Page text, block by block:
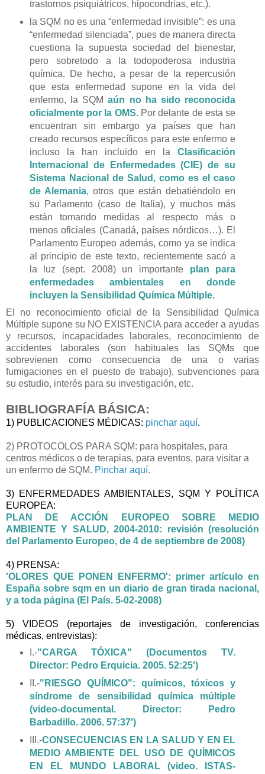
trastornos psiquiátricos, hipocondrías, etc.).
la SQM no es una “enfermedad invisible”: es una
“enfermedad silenciada”, pues de manera directa
cuestiona la supuesta sociedad del bienestar,
pero sobretodo a la todopoderosa industria
química. De hecho, a pesar de la repercusión
que esta enfermedad supone en la vida del
enfermo, la SQMaún no ha sido reconocida
oficialmente por la OMS. Por delante de esta se
encuentran sin embargo ya países que han
creado recursos específicos para este enfermo e
incluso la han incluido en laClasificación
Internacional de Enfermedades (CIE) de su
Sistema Nacional de Salud, como es el caso
de Alemania, otros que están debatiéndolo en
su Parlamento (caso de Italia), y muchos más
están tomando medidas al respecto más o
menos oficiales (Canadá, países nórdicos…). El
Parlamento Europeo además, como ya se indica
al principio de este texto, recientemente sacó a
la luz (sept. 2008) un importante plan para
enfermedades ambientales en donde
incluyen la Sensibilidad Química Múltiple.
El no reconocimiento oficial de la Sensibilidad Química
Múltiple supone su NO EXISTENCIA para acceder a ayudas
y recursos, incapacidades laborales, reconocimiento de
accidentes laborales (son habituales las SQMs que
sobrevienen como consecuencia de una o varias
fumigaciones en el puesto de trabajo), subvenciones para
su estudio, interés para su investigación, etc.
BIBLIOGRAFÍA BÁSICA:
1) PUBLICACIONES MÉDICAS: pinchar aquí.
2) PROTOCOLOS PARA SQM: para hospitales, para
centros médicos o de terapias, para eventos, para visitar a
un enfermo de SQM. Pinchar aquí.
3) ENFERMEDADES AMBIENTALES, SQM Y POLÍTICA
EUROPEA:
PLAN DE ACCIÓN EUROPEO SOBRE MEDIO
AMBIENTE Y SALUD, 2004-2010: revisión (resolución
del Parlamento Europeo, de 4 de septiembre de 2008)
4) PRENSA:
'OLORES QUE PONEN ENFERMO': primer artículo en
España sobre sqm en un diario de gran tirada nacional,
y a toda página (El País. 5-02-2008)
5) VIDEOS (reportajes de investigación, conferencias
médicas, entrevistas):
I.-"CARGA TÓXICA" (Documentos TV.
Director: Pedro Erquicia. 2005. 52:25')
II.-"RIESGO QUÍMICO": químicos, tóxicos y
síndrome de sensibilidad química múltiple
(video-documental. Director: Pedro
Barbadillo. 2006. 57:37')
III.-CONSECUENCIAS EN LA SALUD Y EN EL
MEDIO AMBIENTE DEL USO DE QUÍMICOS
EN EL MUNDO LABORAL (video. ISTAS-